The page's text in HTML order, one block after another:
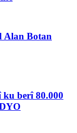
Alan Botan
berî 80.000